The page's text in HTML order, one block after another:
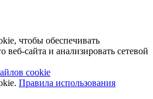
чтобы обеспечивать
сайта и анализировать сетевой
cookie
Правила использования